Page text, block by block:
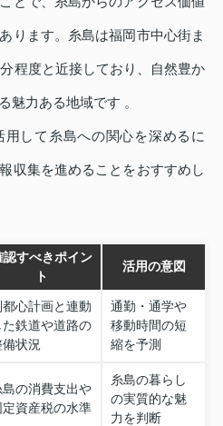
ります。糸島は福岡市中心街ま
程度と近接しており、自然豊か
魅力ある地域です 。
して糸島への関心を深めるに
収集を進めることをおすすめし
認すべきポイン
ト
活用の意図
都心計画と連動
た鉄道や道路の
状況
通勤・通学や
移動時間の短
縮を予測
島の消費支出や
定資産税の水準
糸島の暮らし
の実質的な魅
力を判断